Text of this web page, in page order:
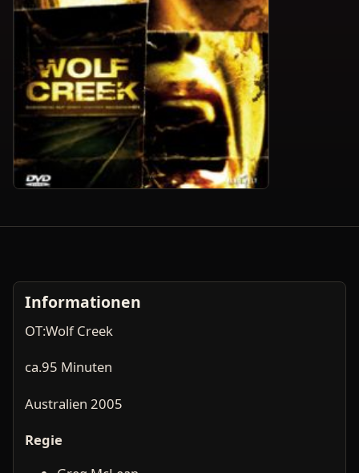
Informationen
OT:Wolf Creek
ca.95 Minuten
Australien 2005
Regie